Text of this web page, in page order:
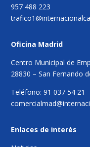
957 488 223
Oficina Madrid
Centro Municipal de
28830 – San Fernando
Teléfono: 91 037 54 21
Enlaces de interés